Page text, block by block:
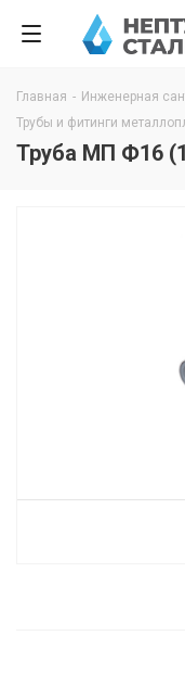
Главная - Инженерная
Трубы и фитинги
Труба МП Ф16